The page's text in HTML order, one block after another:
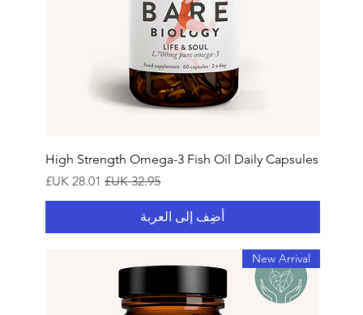
High Strength Omega-3 Fish Oil Daily Capsules
سعر عادي سعر البيع
أضِف إلى العربة
New Arrival